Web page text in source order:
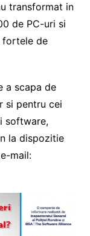
transformat in
de PC-uri si
fortele de
a scapa de
si pentru cei
software,
la dispozitie
mail: